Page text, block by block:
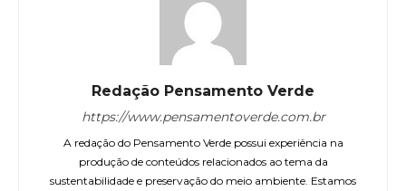
Redação Pensamento Verde
https://www.pensamentoverde.com.br
A redação do Pensamento Verde possui experiência na
produção de conteúdos relacionados ao tema da
sustentabilidade e preservação do meio ambiente. Estamos